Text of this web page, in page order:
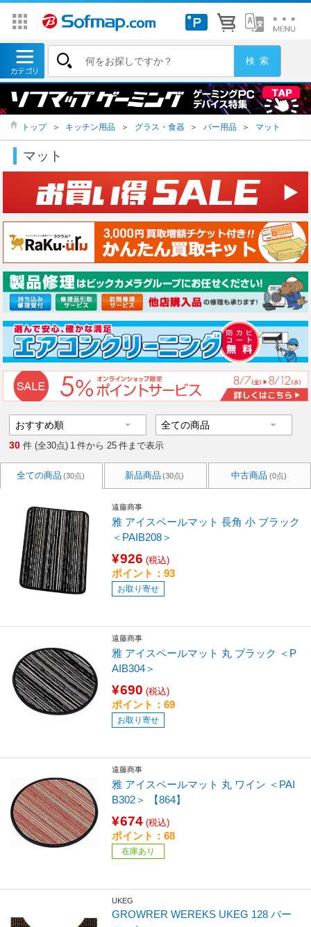
トップ ＞ キッチン用品 ＞ グラス・食器 ＞ バー用品 ＞ マット
マット
30 件 (全30点) 1 件から 25 件まで表示
全ての商品 (30点) 新品商品 (30点) 中古商品 (0点)
遠藤商事
雅 アイスペールマット 長角 小 ブラック
＜PAIB208＞
¥926 (税込)
ポイント：93
お取り寄せ
遠藤商事
雅 アイスペールマット 丸 ブラック ＜P
AIB304＞
¥690 (税込)
ポイント：69
お取り寄せ
遠藤商事
雅 アイスペールマット 丸 ワイン ＜PAI
B302＞ 【864】
¥674 (税込)
ポイント：68
在庫あり
UKEG
GROWRER WEREKS UKEG 128 バー